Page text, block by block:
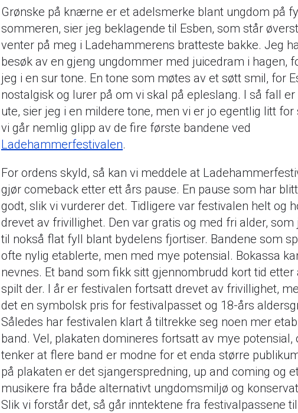
Grønske på knærne er et adelsmerke blant ungdom på
sommeren, sier jeg beklagende til Esben, som står
venter på meg i Ladehammerens bratteste bakke. Jeg
besøk av en gjeng ungdommer med juicedram i hagen,
jeg i en sur tone. En tone som møtes av et søtt smil, for
nostalgisk og lurer på om vi skal på epleslang. I så fall er
ute, sier jeg i en mildere tone, men vi er jo egentlig litt for
vi går nemlig glipp av de fire første bandene ved
Ladehammerfestivalen.
For ordens skyld, så kan vi meddele at
gjør comeback etter ett års pause. En pause som har
godt, slik vi vurderer det. Tidligere var festivalen helt og
drevet av frivillighet. Den var gratis og med fri alder,
til nokså flat fyll blant bydelens fjortiser. Bandene som
ofte nylig etablerte, men med mye potensial. Bokassa
nevnes. Et band som fikk sitt gjennombrudd kort tid etter
spilt der. I år er festivalen fortsatt drevet av frivillighet,
det en symbolsk pris for festivalpasset og 18-års
Således har festivalen klart å tiltrekke seg noen mer
band. Vel, plakaten domineres fortsatt av mye potensial,
tenker at flere band er modne for et enda større
på plakaten er det sjangerspredning, up and coming og
musikere fra både alternativt ungdomsmiljø og
Slik vi forstår det, så går inntektene fra festivalpassene